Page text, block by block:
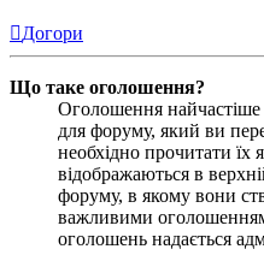
Догори
Що таке оголошення?
Оголошення найчастіше
для форуму, який ви
необхідно прочитати
відображаються в
форуму, в якому вони
важливими
оголошень надається